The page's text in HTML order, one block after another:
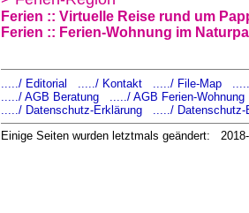
Ferien :: Virtuelle Reise rund um
Ferien :: Ferien-Wohnung im
...../ Editorial ...../ Kontakt ...../ File-Map
...../ AGB Beratung
...../ AGB Ferien-Wohnung
...../ Datenschutz-Erklärung
...../ Datenschutz-
Einige Seiten wurden letztmals geändert: